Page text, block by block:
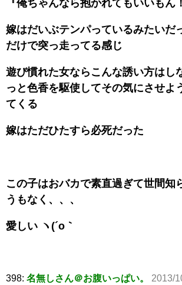
『俺ちゃんなら抱かれてもいいもん
嫁はだいぶテンパっているみたいだ
だけで突っ走ってる感じ
遊び慣れた女ならこんな誘い方はし
っと色香を駆使してその気にさせよ
てくる
嫁はただひたすら必死だった
この子はおバカで素直過ぎて世間知
うもなく、、、
愛しい ヽ(´o｀
398: 名無しさん＠お腹いっぱい。
2013/